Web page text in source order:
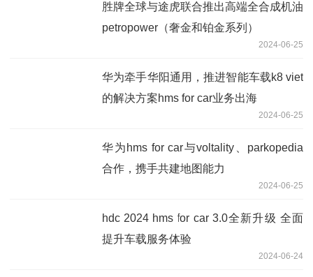
胜牌全球与途虎联合推出高端全合成机油
petropower（奢金和铂金系列）
2024-06-25
华为牵手华阳通用，推进智能车载k8 viet
的解决方案hms for car业务出海
2024-06-25
华为hms for car与voltality、parkopedia
合作，携手共建地图能力
2024-06-25
hdc 2024 hms for car 3.0全新升级 全面
提升车载服务体验
2024-06-24